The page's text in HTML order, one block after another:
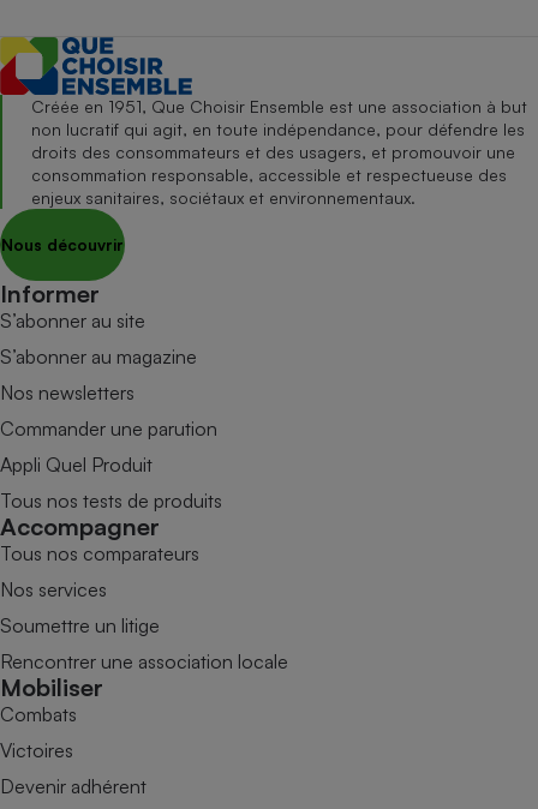
Créée en 1951, Que Choisir Ensemble est une association à but
non lucratif qui agit, en toute indépendance, pour défendre les
droits des consommateurs et des usagers, et promouvoir une
consommation responsable, accessible et respectueuse des
enjeux sanitaires, sociétaux et environnementaux.
Nous découvrir
Informer
S’abonner au site
S’abonner au magazine
Nos newsletters
Commander une parution
Appli Quel Produit
Tous nos tests de produits
Accompagner
Tous nos comparateurs
Nos services
Soumettre un litige
Rencontrer une association locale
Mobiliser
Combats
Victoires
Devenir adhérent